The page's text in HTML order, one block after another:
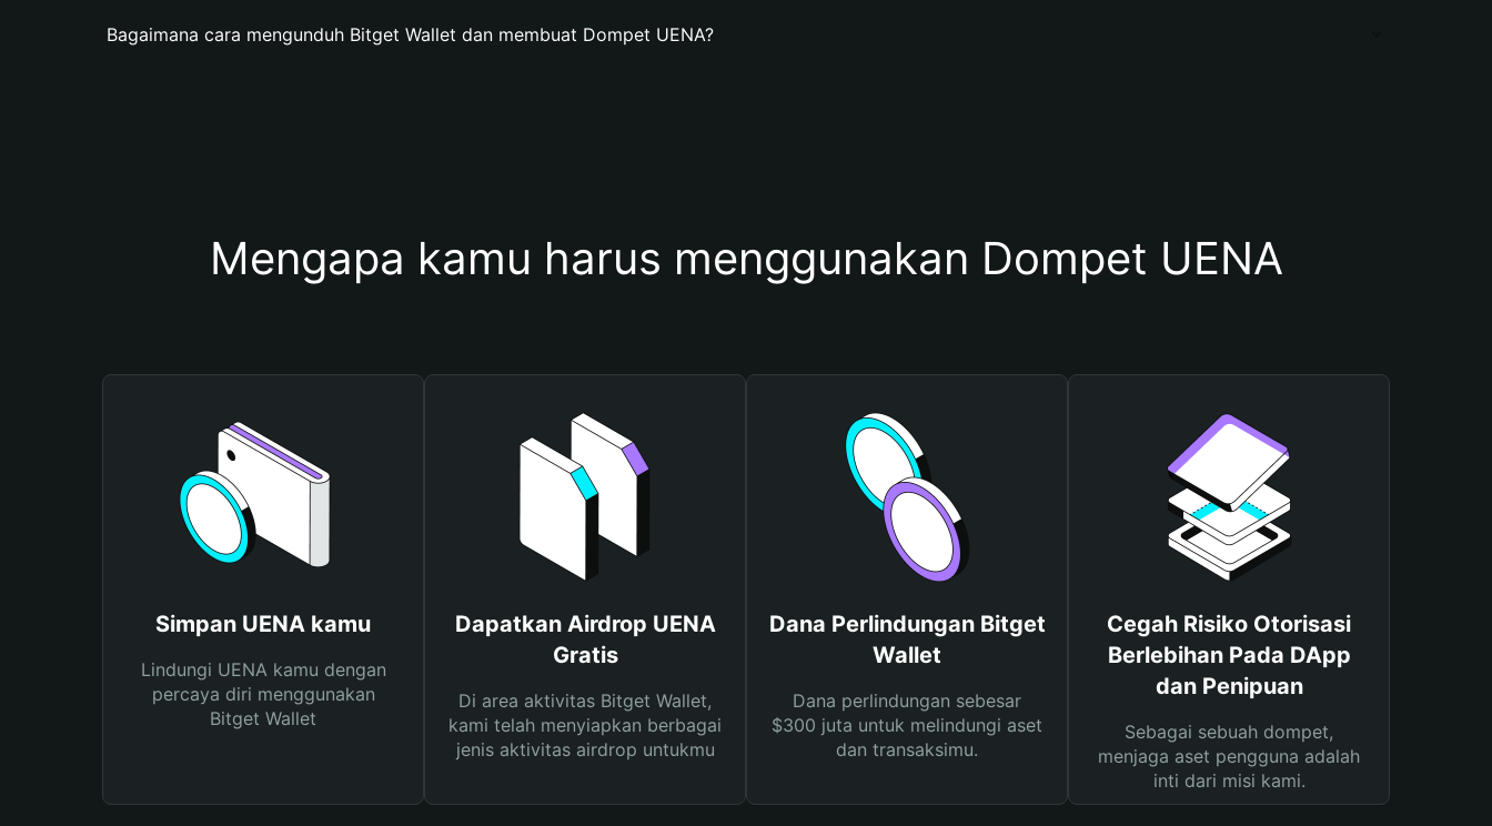
Bagaimana cara mengunduh Bitget Wallet dan membuat Dompet UENA?
Mengapa kamu harus menggunakan Dompet UENA
Simpan UENA kamu
Lindungi UENA kamu dengan
percaya diri menggunakan
Bitget Wallet
Dapatkan Airdrop UENA
Gratis
Di area aktivitas Bitget Wallet,
kami telah menyiapkan berbagai
jenis aktivitas airdrop untukmu
Dana Perlindungan Bitget
Wallet
Dana perlindungan sebesar
$300 juta untuk melindungi aset
dan transaksimu.
Cegah Risiko Otorisasi
Berlebihan Pada DApp
dan Penipuan
Sebagai sebuah dompet,
menjaga aset pengguna adalah
inti dari misi kami.